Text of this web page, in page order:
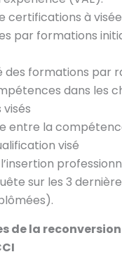
certifications à
par formations
des formations par
dans les
entre la
visé
sur les 3
de la